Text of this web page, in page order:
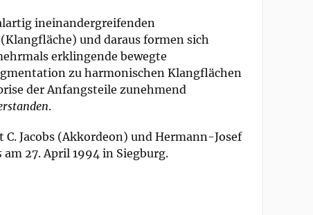
ineinandergreifenden
und daraus formen sich
erklingende bewegte
zu harmonischen Klangflächen
der Anfangsteile zunehmend
.
Jacobs (Akkordeon) und Hermann-Josef
am 27. April 1994 in Siegburg.